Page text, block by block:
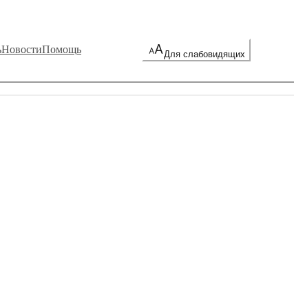
НовостиПомощь Для слабовидящих